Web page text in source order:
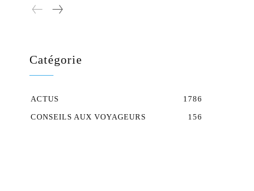
Catégorie
ACTUS
1786
CONSEILS AUX VOYAGEURS
156